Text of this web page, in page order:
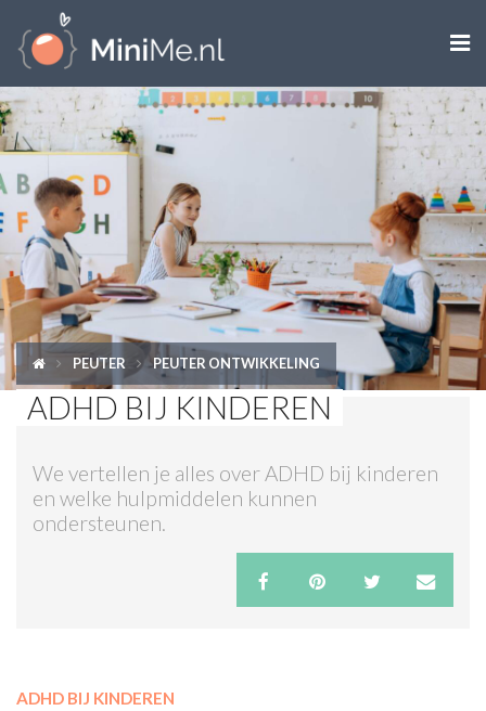

ZWANGER WORDEN
BABY
PEUTER
KIND
LIFESTYLE
SHOPS
PEUTER PEUTER ONTWIKKELING
ADHD BIJ KINDEREN
We vertellen je alles over ADHD bij kinderen
en welke hulpmiddelen kunnen
ondersteunen.
ADHD BIJ KINDEREN